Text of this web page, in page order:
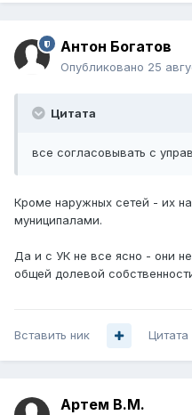
Антон Богатов
Опубликовано 25
Цитата
все согласовывать с
Кроме наружных сетей - их
муниципалами.
Да и с УК не все ясно - они
общей долевой
Вставить ник Цитата
Артем B.M.